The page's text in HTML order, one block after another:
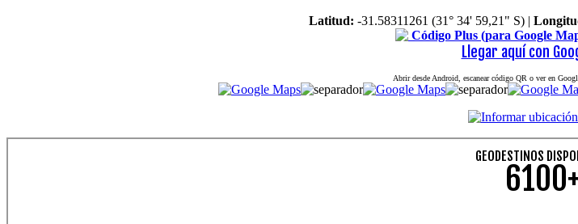
Latitud: -31.58311261 (31° 34' 59,21" S)|
Código Plus (para Google
Llegar aquí con
Abrir desde Android, escanear código QR o ver en
GEODESTINOS